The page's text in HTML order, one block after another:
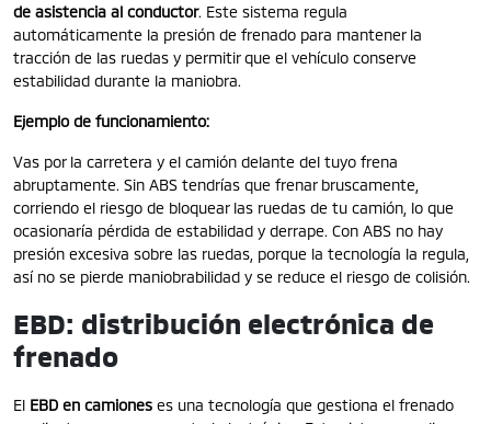
de asistencia al conductor. Este sistema regula
automáticamente la presión de frenado para mantener la
tracción de las ruedas y permitir que el vehículo conserve
estabilidad durante la maniobra.
Ejemplo de funcionamiento:
Vas por la carretera y el camión delante del tuyo frena
abruptamente. Sin ABS tendrías que frenar bruscamente,
corriendo el riesgo de bloquear las ruedas de tu camión, lo que
ocasionaría pérdida de estabilidad y derrape. Con ABS no hay
presión excesiva sobre las ruedas, porque la tecnología la regula,
así no se pierde maniobrabilidad y se reduce el riesgo de colisión.
EBD: distribución electrónica de
frenado
El EBD en camiones es una tecnología que gestiona el frenado